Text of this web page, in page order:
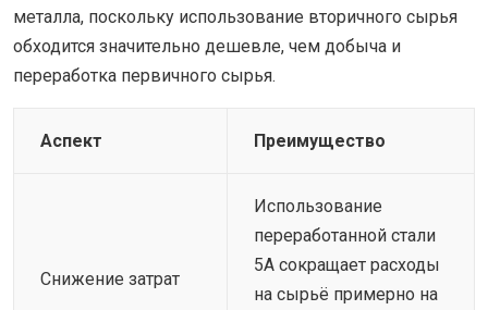
металла, поскольку использование вторичного сырья
обходится значительно дешевле, чем добыча и
переработка первичного сырья.
Аспект Преимущество
Снижение затрат
Использование
переработанной стали
5A сокращает расходы
на сырьё примерно на